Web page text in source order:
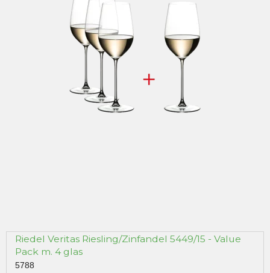
Riedel Veritas Riesling/Zinfandel 5449/15 - Value
Pack m. 4 glas
5788